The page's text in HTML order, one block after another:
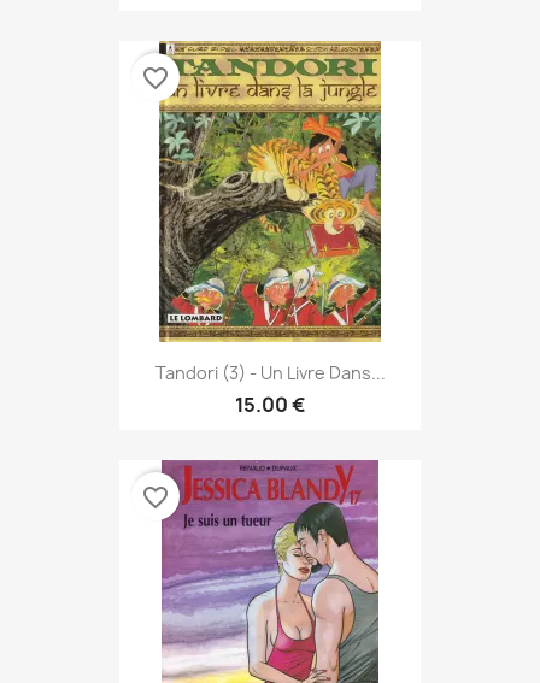
Tandori (3) - Un Livre Dans...
15.00 €
favorite_border
favorite_border